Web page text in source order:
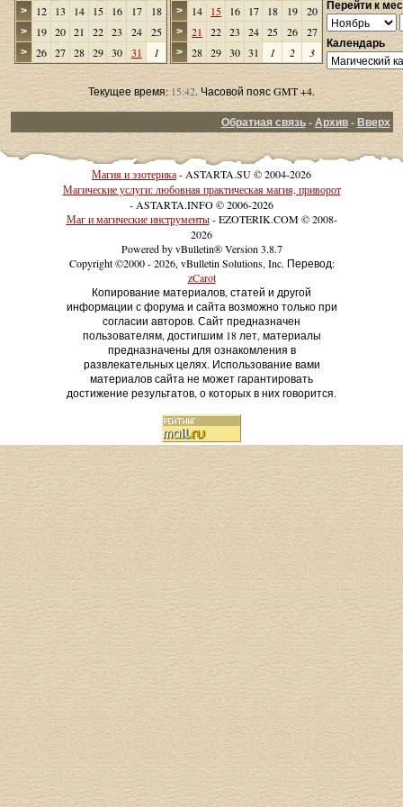
> 12 13 14 15 16 17 18
> 19 20 21 22 23 24 25
> 26 27 28 29 30 31 1
> 14 15 16 17 18 19 20
> 21 22 23 24 25 26 27
> 28 29 30 31 1 2 3
Перейти к
Календарь
Текущее время:15:42. Часовой пояс GMT +4.
Обратная связь-Архив-Вверх
Магия и эзотерика- ASTARTA.SU © 2004-2026
Магические услуги: любовная практическая магия, приворот
- ASTARTA.INFO © 2006-2026
Маг и магические инструменты- EZOTERIK.COM © 2008-
2026
Powered by vBulletin® Version 3.8.7
Copyright ©2000 - 2026, vBulletin Solutions, Inc. Перевод:
zCarot
Копирование материалов, статей и другой
информации с форума и сайта возможно только при
согласии авторов. Сайт предназначен
пользователям, достигшим 18 лет, материалы
предназначены для ознакомления в
развлекательных целях. Использование вами
материалов сайта не может гарантировать
достижение результатов, о которых в них говорится.